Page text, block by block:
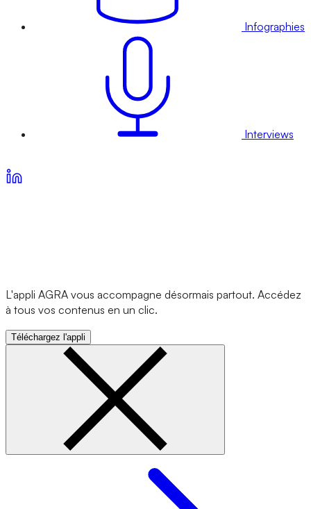
Infographies
Interviews
L'appli AGRA vous accompagne désormais partout. Accédez
à tous vos contenus en un clic.
Téléchargez l'appli